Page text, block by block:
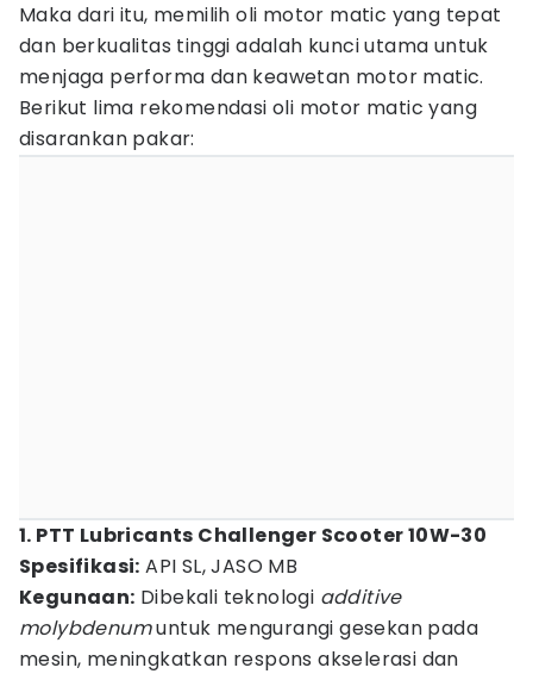
Maka dari itu, memilih oli motor matic yang tepat
dan berkualitas tinggi adalah kunci utama untuk
menjaga performa dan keawetan motor matic.
Berikut lima rekomendasi oli motor matic yang
disarankan pakar:
1. PTT Lubricants Challenger Scooter 10W-30
Spesifikasi: API SL, JASO MB
Kegunaan: Dibekali teknologi additive
molybdenumuntuk mengurangi gesekan pada
mesin, meningkatkan respons akselerasi dan